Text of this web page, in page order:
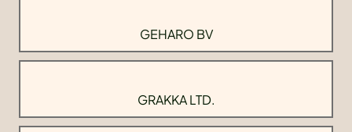
GEHARO BV
GRAKKA LTD.